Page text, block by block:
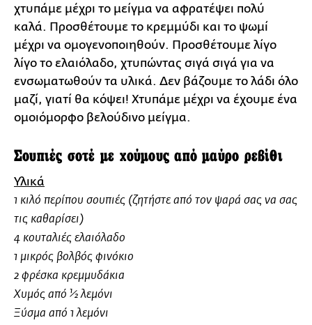
χτυπάμε μέχρι το μείγμα να αφρατέψει πολύ
καλά. Προσθέτουμε το κρεμμύδι και το ψωμί
μέχρι να ομογενοποιηθούν. Προσθέτουμε λίγο
λίγο το ελαιόλαδο, χτυπώντας σιγά σιγά για να
ενσωματωθούν τα υλικά. Δεν βάζουμε το λάδι όλο
μαζί, γιατί θα κόψει! Χτυπάμε μέχρι να έχουμε ένα
ομοιόμορφο βελούδινο μείγμα.
Σουπιές σοτέ με χούμους από μαύρο ρεβίθι
Υλικά
1 κιλό περίπου σουπιές (ζητήστε από τον ψαρά σας να σας
τις καθαρίσει)
4 κουταλιές ελαιόλαδο
1 μικρός βολβός φινόκιο
2 φρέσκα κρεμμυδάκια
Χυμός από ½ λεμόνι
Ξύσμα από 1 λεμόνι